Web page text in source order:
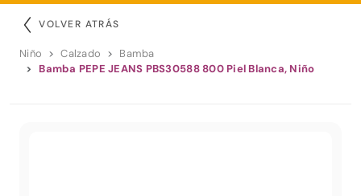
VOLVER ATRÁS
Niño Calzado
Bamba
Bamba PEPE JEANS PBS30588 800 Piel Blanca, Niño